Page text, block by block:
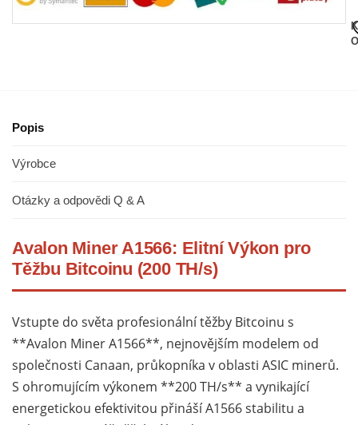
K
Popis
Výrobce
Otázky a odpovědi Q & A
Avalon Miner A1566: Elitní Výkon pro
Těžbu Bitcoinu (200 TH/s)
Vstupte do světa profesionální těžby Bitcoinu s
**Avalon Miner A1566**, nejnovějším modelem od
společnosti Canaan, průkopníka v oblasti ASIC minerů.
S ohromujícím výkonem **200 TH/s** a vynikající
energetickou efektivitou přináší A1566 stabilitu a